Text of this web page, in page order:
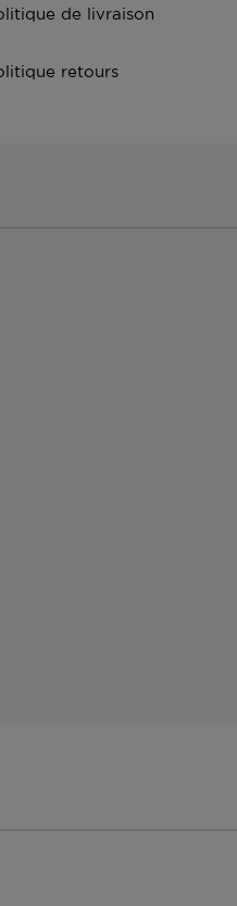
de livraison
retours